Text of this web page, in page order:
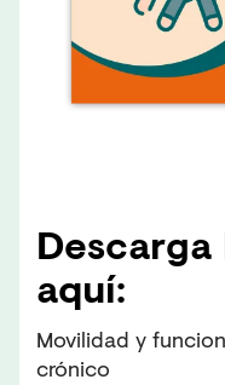
aquí:
Movilidad y
crónico